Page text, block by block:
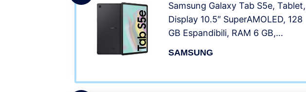
Samsung Galaxy Tab S5e, Tablet,
Display 10.5″ SuperAMOLED, 128
GB Espandibili, RAM 6 GB,
SAMSUNG